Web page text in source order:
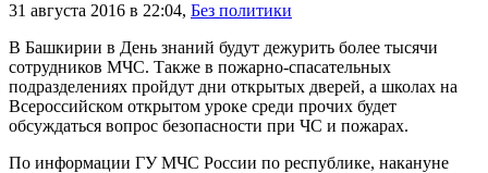
31 августа 2016 в 22:04, Без политики
В Башкирии в День знаний будут дежурить более тысячи
сотрудников МЧС. Также в пожарно-спасательных
подразделениях пройдут дни открытых дверей, а школах на
Всероссийском открытом уроке среди прочих будет
обсуждаться вопрос безопасности при ЧС и пожарах.
По информации ГУ МЧС России по республике, накануне